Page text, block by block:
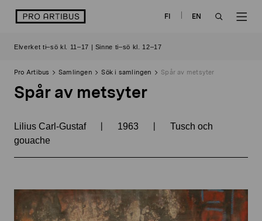
logo FI
EN
Elverket ti–sö kl. 11–17 | Sinne ti–sö kl. 12–17
Pro Artibus Samlingen Sök i samlingen Spår av metsyter
Spår av metsyter
Lilius Carl-Gustaf | 1963 |
Tusch och
gouache